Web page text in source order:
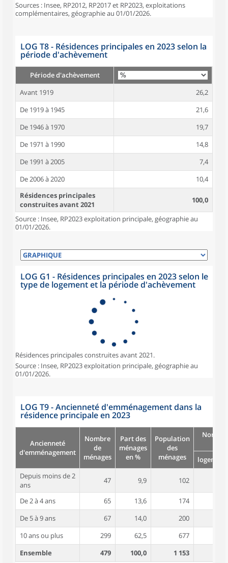
Sources : Insee, RP2012, RP2017 et RP2023, exploitations
complémentaires, géographie au 01/01/2026.
LOG T8 - Résidences principales en 2023 selon la
période d'achèvement
Période d'achèvement
Avant 1919
26,2
De 1919 à 1945
21,6
De 1946 à 1970
19,7
De 1971 à 1990
14,8
De 1991 à 2005
7,4
De 2006 à 2020
10,4
Résidences principales
construites avant 2021
100,0
Source : Insee, RP2023 exploitation principale, géographie au
01/01/2026.
LOG G1 - Résidences principales en 2023 selon le
type de logement et la période d'achèvement
Résidences principales construites avant 2021.
Source : Insee, RP2023 exploitation principale, géographie au
01/01/2026.
LOG T9 - Ancienneté d'emménagement dans la
résidence principale en 2023
Ancienneté
d'emménagement
Nombre
de
ménages
Part des
ménages
en %
Population
des
ménages
logement
Depuis moins de 2
ans
47 9,9 102
De 2 à 4 ans 65 13,6 174
De 5 à 9 ans
67 14,0 200
10 ans ou plus
299 62,5 677
Ensemble
479 100,0 1 153